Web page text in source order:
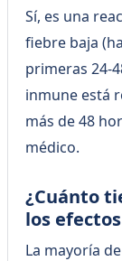
Sí, es una
fiebre baja
primeras 24-
inmune está
más de 48
médico.
¿Cuánto
los
La mayoría